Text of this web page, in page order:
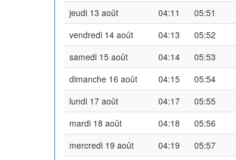
jeudi 13 août
04:11 05:51
vendredi 14 août
04:13 05:52
samedi 15 août
04:14 05:53
dimanche 16 août
04:15 05:54
lundi 17 août
04:17 05:55
mardi 18 août
04:18 05:56
mercredi 19 août
04:19 05:57